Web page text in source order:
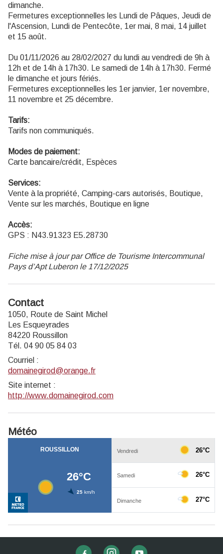
dimanche.
Fermetures exceptionnelles les Lundi de Pâques, Jeudi de
l'Ascension, Lundi de Pentecôte, 1er mai, 8 mai, 14 juillet
et 15 août.
Du 01/11/2026 au 28/02/2027 du lundi au vendredi de 9h à
12h et de 14h à 17h30. Le samedi de 14h à 17h30. Fermé
le dimanche et jours fériés.
Fermetures exceptionnelles les 1er janvier, 1er novembre,
11 novembre et 25 décembre.
Tarifs:
Tarifs non communiqués.
Modes de paiement:
Carte bancaire/crédit, Espèces
Services:
Vente à la propriété, Camping-cars autorisés, Boutique,
Vente sur les marchés, Boutique en ligne
Accès:
GPS : N43.91323 E5.28730
Fiche mise à jour par Office de Tourisme Intercommunal
Pays d’Apt Luberon le 17/12/2025
Contact
1050, Route de Saint Michel
Les Esqueyrades
84220 Roussillon
Tél. 04 90 05 84 03
Courriel :
domainegirod@orange.fr
Site internet :
http://www.domainegirod.com
Météo